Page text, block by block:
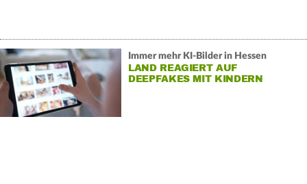
Immer mehr KI-Bilder in Hessen
LAND REAGIERT AUF
DEEPFAKES MIT KINDERN